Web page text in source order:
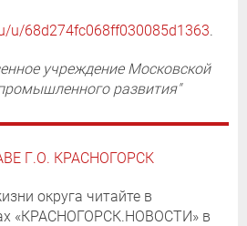
u/68d274fc068ff030085d1363.
учреждение Московской
развития"
Г.О. КРАСНОГОРСК
округа читайте в
«КРАСНОГОРСК.НОВОСТИ» в